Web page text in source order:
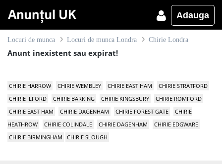
Adauga
Locuri de munca Locuri de munca Londra Chirie Londra
Anunt inexistent sau expirat!
CHIRIE HARROW CHIRIE WEMBLEY CHIRIE EAST HAM
CHIRIE STRATFORD
CHIRIE ILFORD
CHIRIE BARKING CHIRIE KINGSBURY
CHIRIE ROMFORD
CHIRIE EAST HAM
CHIRIE DAGENHAM CHIRIE FOREST GATE
CHIRIE
HEATHROW
CHIRIE COLINDALE CHIRIE DAGENHAM
CHIRIE EDGWARE
CHIRIE BIRMINGHAM
CHIRIE SLOUGH